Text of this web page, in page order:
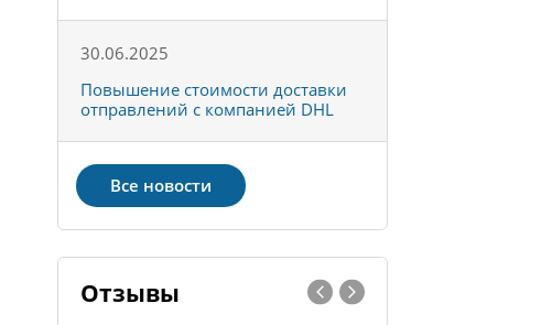
30.06.2025
Повышение стоимости доставки
отправлений с компанией DHL
Все новости
Отзывы